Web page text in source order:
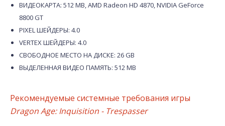
ВИДЕОКАРТА: 512 MB, AMD Radeon HD 4870, NVIDIA GeForce
8800 GT
PIXEL ШЕЙДЕРЫ: 4.0
VERTEX ШЕЙДЕРЫ: 4.0
СВОБОДНОЕ МЕСТО НА ДИСКЕ: 26 GB
ВЫДЕЛЕННАЯ ВИДЕО ПАМЯТЬ: 512 MB
Рекомендуемые системные требования игры
Dragon Age: Inquisition - Trespasser